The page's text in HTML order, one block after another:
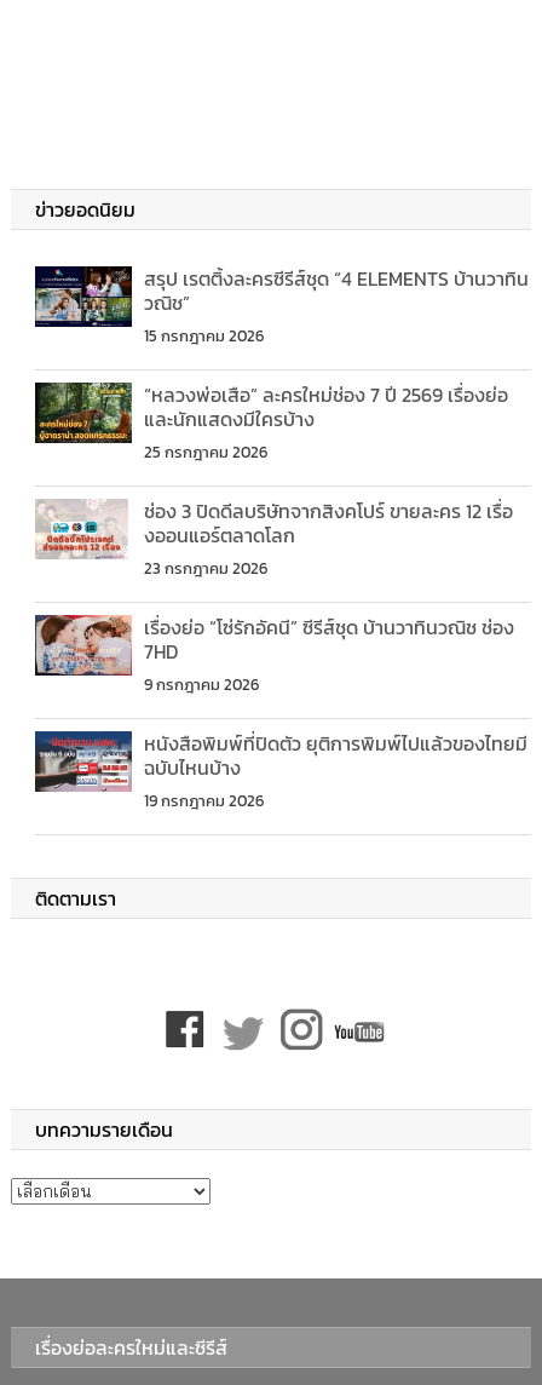
ข่าวยอดนิยม
สรุป เรตติ้งละครซีรีส์ชุด “4 ELEMENTS บ้านวาทิน
วณิช”
15 กรกฎาคม 2026
“หลวงพ่อเสือ” ละครใหม่ช่อง 7 ปี 2569 เรื่องย่อ
และนักแสดงมีใครบ้าง
25 กรกฎาคม 2026
ช่อง 3 ปิดดีลบริษัทจากสิงคโปร์ ขายละคร 12 เรื่อ
งออนแอร์ตลาดโลก
23 กรกฎาคม 2026
เรื่องย่อ “โซ่รักอัคนี” ซีรีส์ชุด บ้านวาทินวณิช ช่อง
7HD
9 กรกฎาคม 2026
หนังสือพิมพ์ที่ปิดตัว ยุติการพิมพ์ไปแล้วของไทยมี
ฉบับไหนบ้าง
19 กรกฎาคม 2026
ติดตามเรา
บทความรายเดือน
บทความรายเดือน
เรื่องย่อละครใหม่และซีรีส์